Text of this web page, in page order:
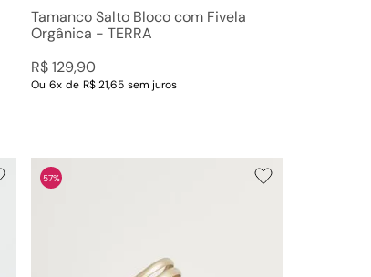
Tamanco Salto Bloco com Fivela
Orgânica - TERRA
R$129,90
Ou 6x de R$ 21,65 sem juros
57%